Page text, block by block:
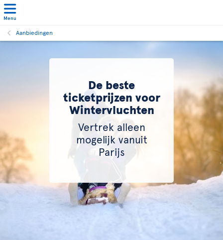
Menu
Aanbiedingen
De beste
ticketprijzen voor
Wintervluchten
Vertrek alleen
mogelijk vanuit
Parijs